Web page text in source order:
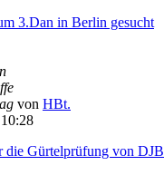
3.Dan in Berlin gesucht
von HBt.
Gürtelprüfung von DJB